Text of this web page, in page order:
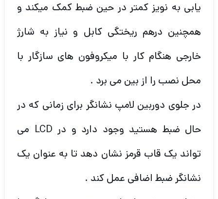
یابی به نویز کمتر در حین ضبط کمک میکند و
همچنین درهم ریختگی کابل و نیاز به شارژ
خارجی هنگام کار با میکروفون های سازگار با
محل نصب را از بین می برد .
در جلوی دوربین لامپ نشانگر برای زمانی که در
حال ضبط هستید وجود دارد و در LCD می
تواند یک قاب قرمز نشان دهد تا به عنوان یک
نشانگر ضبط اضافی عمل کند .